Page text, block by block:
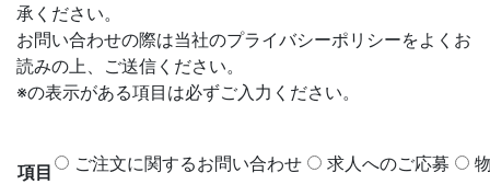
承ください。
お問い合わせの際は当社のプライバシーポリシーをよくお
読みの上、ご送信ください。
※の表示がある項目は必ずご入力ください。
項目
ご注文に関するお問い合わせ 求人へのご応募